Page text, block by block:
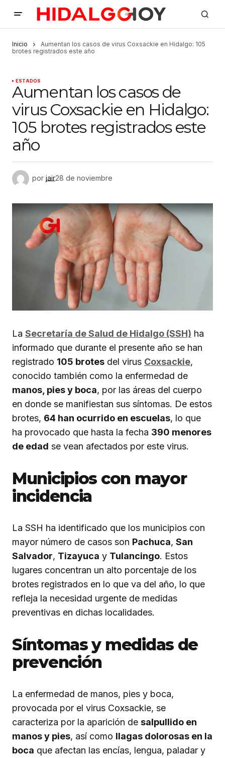
Inicio
Aumentan los casos de virus Coxsackie en Hidalgo: 105
brotes registrados este año
ESTADOS
Aumentan los casos de
virus Coxsackie en Hidalgo:
105 brotes registrados este
año
por jair28 de noviembre
La Secretaría de Salud de Hidalgo (SSH) ha
informado que durante el presente año se han
registrado 105 brotes del virus Coxsackie,
conocido también como la enfermedad de
manos, pies y boca, por las áreas del cuerpo
en donde se manifiestan sus síntomas. De estos
brotes, 64 han ocurrido en escuelas, lo que
ha provocado que hasta la fecha 390 menores
de edad se vean afectados por este virus.
Municipios con mayor
incidencia
La SSH ha identificado que los municipios con
mayor número de casos son Pachuca, San
Salvador, Tizayuca y Tulancingo. Estos
lugares concentran un alto porcentaje de los
brotes registrados en lo que va del año, lo que
refleja la necesidad urgente de medidas
preventivas en dichas localidades.
Síntomas y medidas de
prevención
La enfermedad de manos, pies y boca,
provocada por el virus Coxsackie, se
caracteriza por la aparición de salpullido en
manos y pies, así como llagas dolorosas en la
boca que afectan las encías, lengua, paladar y